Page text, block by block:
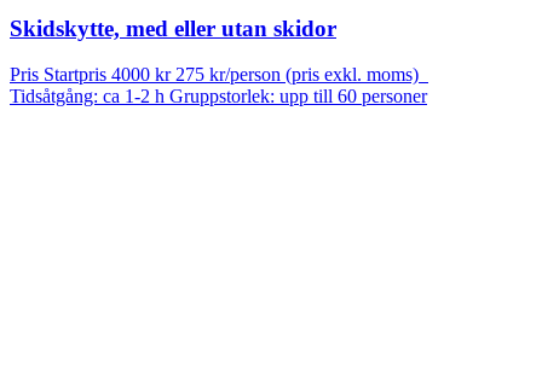
Skidskytte, med eller utan skidor
Pris Startpris 4000 kr 275 kr/person (pris exkl. moms)
Tidsåtgång: ca 1-2 h Gruppstorlek: upp till 60 personer